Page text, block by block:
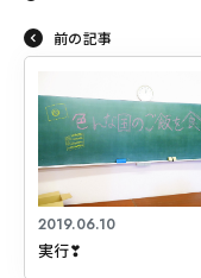
前の記事
2019.06.10
実行❣